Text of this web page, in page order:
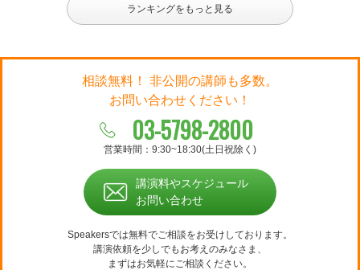
ランキングをもっと見る
相談無料！ 非公開の講師も多数。
お問い合わせください！
03-5798-2800
営業時間：9:30~18:30(土日祝除く)
講演料やスケジュール
お問い合わせ
Speakersでは無料でご相談をお受けしております。
講演依頼を少しでもお考えのみなさま、
まずはお気軽にご相談ください。